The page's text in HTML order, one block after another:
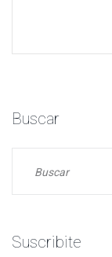
Buscar
Suscribite